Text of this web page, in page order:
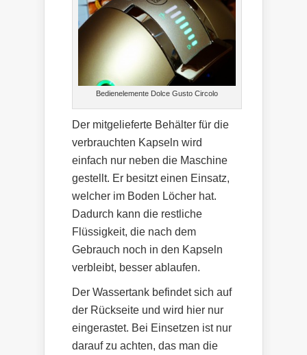
Bedienelemente Dolce Gusto Circolo
Der mitgelieferte Behälter für die
verbrauchten Kapseln wird
einfach nur neben die Maschine
gestellt. Er besitzt einen Einsatz,
welcher im Boden Löcher hat.
Dadurch kann die restliche
Flüssigkeit, die nach dem
Gebrauch noch in den Kapseln
verbleibt, besser ablaufen.
Der Wassertank befindet sich auf
der Rückseite und wird hier nur
eingerastet. Bei Einsetzen ist nur
darauf zu achten, das man die